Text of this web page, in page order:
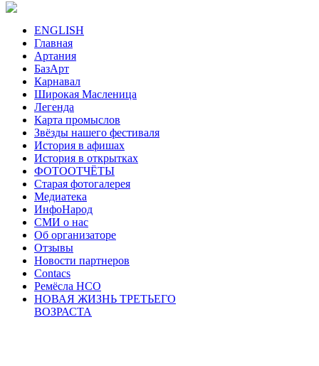
ENGLISH
Главная
Артания
БазАрт
Карнавал
Широкая Масленица
Легенда
Карта промыслов
Звёзды нашего фестиваля
История в афишах
История в открытках
ФОТООТЧЁТЫ
Старая фотогалерея
Медиатека
ИнфоНарод
СМИ о нас
Об организаторе
Отзывы
Новости партнеров
Contacs
Ремёсла НСО
НОВАЯ ЖИЗНЬ ТРЕТЬЕГО
ВОЗРАСТА